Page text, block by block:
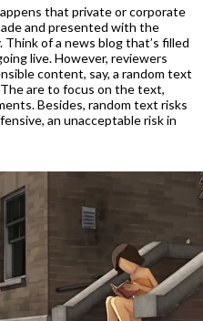
that private or corporate
and presented with the
of a news blog that’s filled
live. However, reviewers
content, say, a random text
are to focus on the text,
Besides, random text risks
an unacceptable risk in